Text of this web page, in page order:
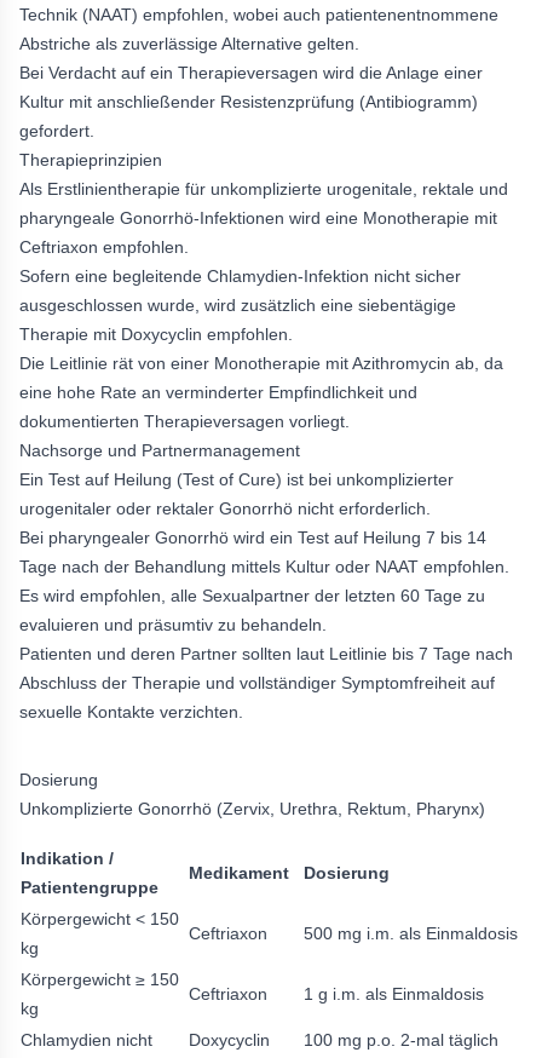
Technik (NAAT) empfohlen, wobei auch patientenentnommene
Abstriche als zuverlässige Alternative gelten.
Bei Verdacht auf ein Therapieversagen wird die Anlage einer
Kultur mit anschließender Resistenzprüfung (Antibiogramm)
gefordert.
Therapieprinzipien
Als Erstlinientherapie für unkomplizierte urogenitale, rektale und
pharyngeale Gonorrhö-Infektionen wird eine Monotherapie mit
Ceftriaxon empfohlen.
Sofern eine begleitende Chlamydien-Infektion nicht sicher
ausgeschlossen wurde, wird zusätzlich eine siebentägige
Therapie mit Doxycyclin empfohlen.
Die Leitlinie rät von einer Monotherapie mit Azithromycin ab, da
eine hohe Rate an verminderter Empfindlichkeit und
dokumentierten Therapieversagen vorliegt.
Nachsorge und Partnermanagement
Ein Test auf Heilung (Test of Cure) ist bei unkomplizierter
urogenitaler oder rektaler Gonorrhö nicht erforderlich.
Bei pharyngealer Gonorrhö wird ein Test auf Heilung 7 bis 14
Tage nach der Behandlung mittels Kultur oder NAAT empfohlen.
Es wird empfohlen, alle Sexualpartner der letzten 60 Tage zu
evaluieren und präsumtiv zu behandeln.
Patienten und deren Partner sollten laut Leitlinie bis 7 Tage nach
Abschluss der Therapie und vollständiger Symptomfreiheit auf
sexuelle Kontakte verzichten.
Dosierung
Unkomplizierte Gonorrhö (Zervix, Urethra, Rektum, Pharynx)
Indikation /
Patientengruppe
Medikament Dosierung
Körpergewicht < 150
kg
Ceftriaxon 500 mg i.m. als Einmaldosis
Körpergewicht ≥ 150
kg
Ceftriaxon 1 g i.m. als Einmaldosis
Chlamydien nicht
Doxycyclin
100 mg p.o. 2-mal täglich